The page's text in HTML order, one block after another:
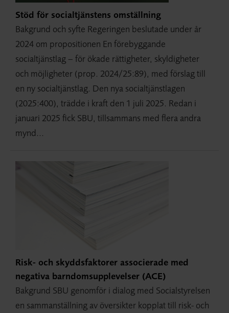
Stöd för socialtjänstens omställning
Bakgrund och syfte Regeringen beslutade under år
2024 om propositionen En förebyggande
socialtjänstlag – för ökade rättigheter, skyldigheter
och möjligheter (prop. 2024/25:89), med förslag till
en ny socialtjänstlag. Den nya socialtjänstlagen
(2025:400), trädde i kraft den 1 juli 2025. Redan i
januari 2025 fick SBU, tillsammans med flera andra
mynd...
Risk- och skyddsfaktorer associerade med
negativa barndomsupplevelser (ACE)
Bakgrund SBU genomför i dialog med Socialstyrelsen
en sammanställning av översikter kopplat till risk- och